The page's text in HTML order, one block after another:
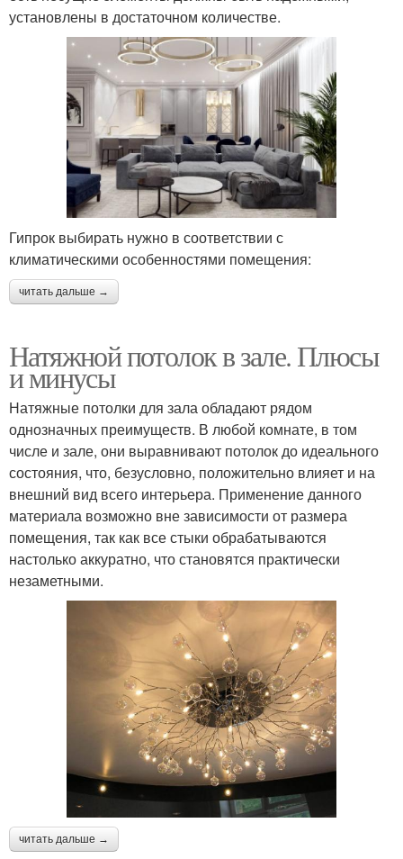
установлены в достаточном количестве.
Гипрок выбирать нужно в соответствии с
климатическими особенностями помещения:
читать дальше →
Натяжной потолок в зале. Плюсы
и минусы
Натяжные потолки для зала обладают рядом
однозначных преимуществ. В любой комнате, в том
числе и зале, они выравнивают потолок до идеального
состояния, что, безусловно, положительно влияет и на
внешний вид всего интерьера. Применение данного
материала возможно вне зависимости от размера
помещения, так как все стыки обрабатываются
настолько аккуратно, что становятся практически
незаметными.
читать дальше →